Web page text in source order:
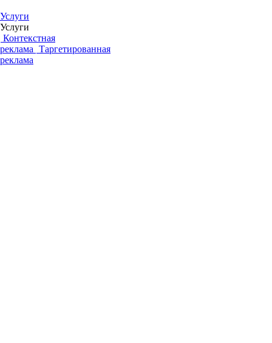
Услуги
Услуги
Контекстная
реклама Таргетированная
реклама